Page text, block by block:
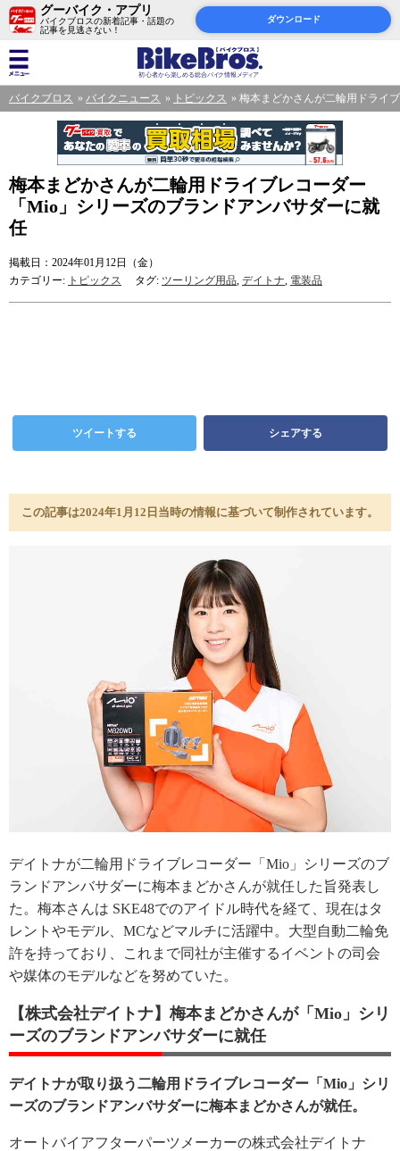
グーバイク・アプリ
バイクブロスの新着記事・話題の
記事を見逃さない！
ダウンロード
バイクブロス バイクニュース トピックス 梅本まどかさんが二輪用ドライ
梅本まどかさんが二輪用ドライブレコーダー
「Mio」シリーズのブランドアンバサダーに就
任
掲載日：2024年01月12日（金）
カテゴリー: トピックス タグ: ツーリング用品, デイトナ, 電装品
ツイートする シェアする
この記事は2024年1月12日当時の情報に基づいて制作されています。
デイトナが二輪用ドライブレコーダー「Mio」シリーズのブ
ランドアンバサダーに梅本まどかさんが就任した旨発表し
た。梅本さんは SKE48でのアイドル時代を経て、現在はタ
レントやモデル、MCなどマルチに活躍中。大型自動二輪免
許を持っており、これまで同社が主催するイベントの司会
や媒体のモデルなどを努めていた。
【株式会社デイトナ】梅本まどかさんが「Mio」シリ
ーズのブランドアンバサダーに就任
デイトナが取り扱う二輪用ドライブレコーダー「Mio」シリ
ーズのブランドアンバサダーに梅本まどかさんが就任。
オートバイアフターパーツメーカーの株式会社デイトナ